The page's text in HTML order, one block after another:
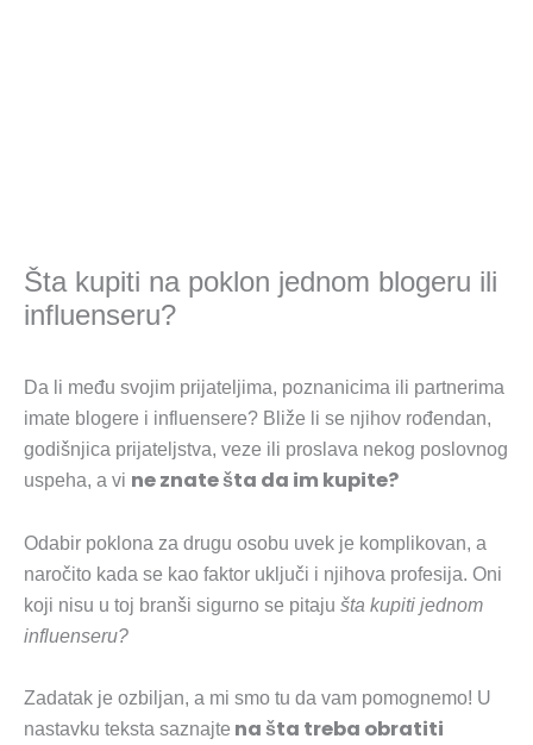
Šta kupiti na poklon jednom blogeru ili
influenseru?
Da li među svojim prijateljima, poznanicima ili partnerima
imate blogere i influensere? Bliže li se njihov rođendan,
godišnjica prijateljstva, veze ili proslava nekog poslovnog
uspeha, a vi ne znate šta da im kupite?
Odabir poklona za drugu osobu uvek je komplikovan, a
naročito kada se kao faktor uključi i njihova profesija. Oni
koji nisu u toj branši sigurno se pitaju šta kupiti jednom
influenseru?
Zadatak je ozbiljan, a mi smo tu da vam pomognemo! U
nastavku teksta saznajte na šta treba obratiti